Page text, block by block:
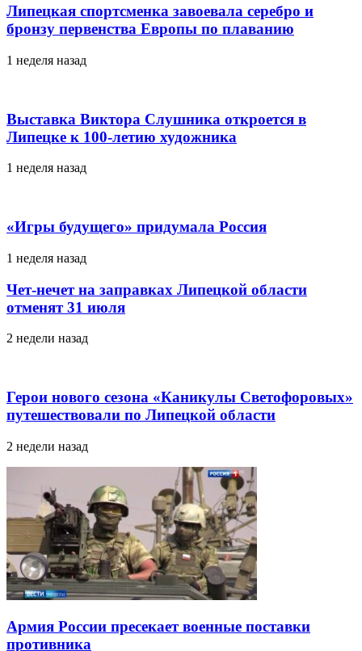
Липецкая спортсменка завоевала серебро и
бронзу первенства Европы по плаванию
1 неделя назад
Выставка Виктора Слушника откроется в
Липецке к 100-летию художника
1 неделя назад
«Игры будущего» придумала Россия
1 неделя назад
Чет-нечет на заправках Липецкой области
отменят 31 июля
2 недели назад
Герои нового сезона «Каникулы Светофоровых»
путешествовали по Липецкой области
2 недели назад
Армия России пресекает военные поставки
противника